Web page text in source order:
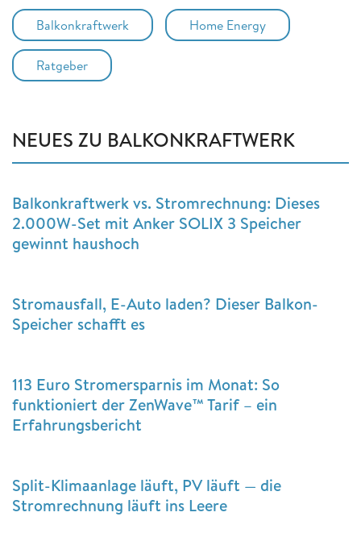
Balkonkraftwerk Home Energy
Ratgeber
NEUES ZU BALKONKRAFTWERK
Balkonkraftwerk vs. Stromrechnung: Dieses
2.000W-Set mit Anker SOLIX 3 Speicher
gewinnt haushoch
Stromausfall, E-Auto laden? Dieser Balkon-
Speicher schafft es
113 Euro Stromersparnis im Monat: So
funktioniert der ZenWave™ Tarif – ein
Erfahrungsbericht
Split-Klimaanlage läuft, PV läuft — die
Stromrechnung läuft ins Leere